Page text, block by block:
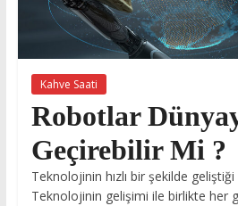
Kahve Saati
Robotlar
Geçirebilir Mi ?
Teknolojinin hızlı bir şekilde
Teknolojinin gelişimi ile birlikte her